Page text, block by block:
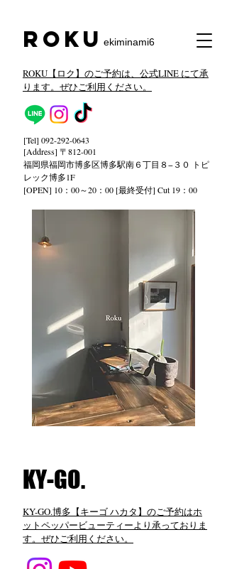
​Roku ekiminami6
[Tel] 092-292-0643
[Address] 〒812-001
福岡県福岡市博多区博多駅南６丁目８−３０ トピ
レック博多1F
[OPEN] 10：00～20：00 [最終受付] Cut 19：00
ROKU【ロク】のご予約は、公式LINE にて承
ります。ぜひご利用ください。
​KY-GO.
KY-GO.博多【キーゴ ハカタ】のご予約はホ
ットペッパービューティーより承っておりま
す。ぜひご利用ください。